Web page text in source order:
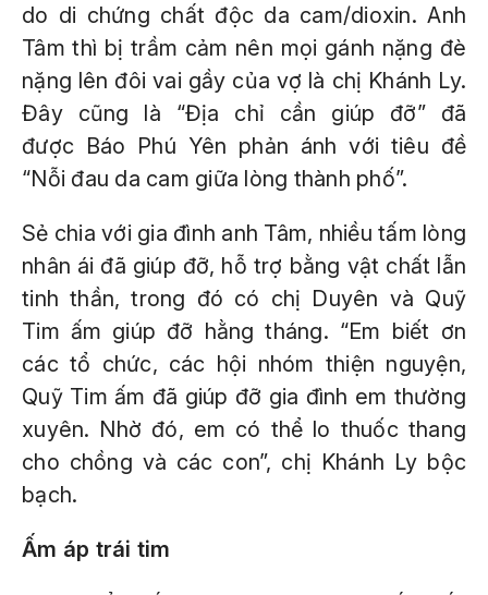
do di chứng chất độc da cam/dioxin. Anh
Tâm thì bị trầm cảm nên mọi gánh nặng đè
nặng lên đôi vai gầy của vợ là chị Khánh Ly.
Đây cũng là “Địa chỉ cần giúp đỡ” đã
được Báo Phú Yên phản ánh với tiêu đề
“Nỗi đau da cam giữa lòng thành phố”.
Sẻ chia với gia đình anh Tâm, nhiều tấm lòng
nhân ái đã giúp đỡ, hỗ trợ bằng vật chất lẫn
tinh thần, trong đó có chị Duyên và Quỹ
Tim ấm giúp đỡ hằng tháng. “Em biết ơn
các tổ chức, các hội nhóm thiện nguyện,
Quỹ Tim ấm đã giúp đỡ gia đình em thường
xuyên. Nhờ đó, em có thể lo thuốc thang
cho chồng và các con”, chị Khánh Ly bộc
bạch.
Ấm áp trái tim